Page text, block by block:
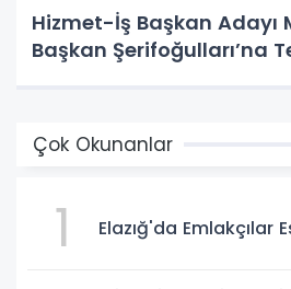
Hizmet-İş Başkan Adayı
Başkan Şerifoğulları’na
Çok Okunanlar
1 Elazığ'da Emlakçılar